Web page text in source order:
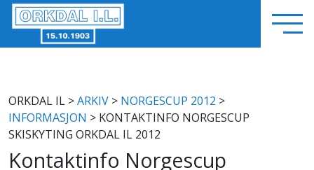
ORKDAL IL >ARKIV > NORGESCUP 2012 >
INFORMASJON > KONTAKTINFO NORGESCUP
SKISKYTING ORKDAL IL 2012
Kontaktinfo Norgescup